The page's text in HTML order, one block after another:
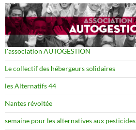
l'association AUTOGESTION
Le collectif des hébergeurs solidaires
les Alternatifs 44
Nantes révoltée
semaine pour les alternatives aux pesticides